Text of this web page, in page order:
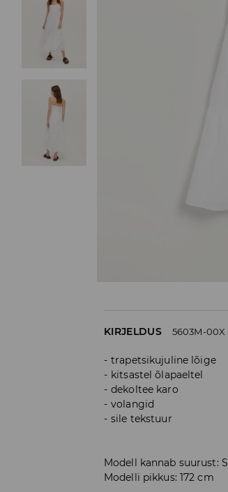
KIRJELDUS 5603M-00X
trapetsikujuline lõige
kitsastel õlapaeltel
dekoltee karo
volangid
sile tekstuur
Modell kannab suurust: S
Modelli pikkus: 172 cm